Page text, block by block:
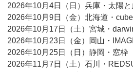
2026年10月4日（日）兵庫・太陽と
2026年10月9日（金）北海道・
2026年10月17日（土）宮城・
2026年10月23日（金）岡山・
2026年10月25日（日）静岡・窓枠
2026年11月7日（土）石川・